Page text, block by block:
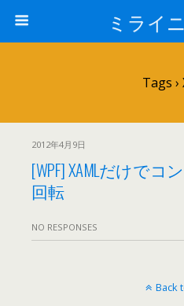
ミライ
Tags ›
2012年4月9日
[WPF] XAMLだけでコ
回転
NO RESPONSES
Back